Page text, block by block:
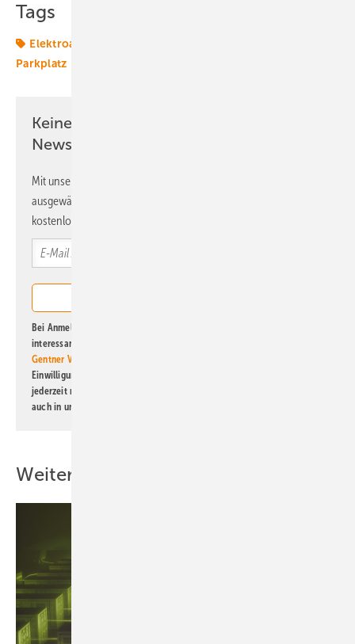
Tags
Elektroauto
Parkplatz
Keine Zeit? Kein Problem mit dem ERE
Newsletter!
Mit unserem Newsletter erhalten Sie regelmäßig von uns
ausgewählte Informationen und Neuigkeiten, gebündelt und
kostenlos direkt ins Postfach.
Bei Anmeldung zu diesem Newsletter bin ich damit einverstanden, über
interessante Verlags- und Online-Angebote
Gentner Verlag GmbH & Co. KG
Einwilligung kann ich jederzeit widerrufen und eine Abmeldung ist
jederzeit möglich. Informationen zum Umgang mit Daten finden Sie
auch in unserer
Weitere Inhalte